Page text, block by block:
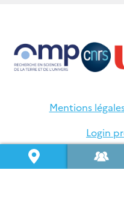
Mentions
Login